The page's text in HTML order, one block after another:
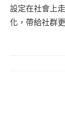
設定在社會上
化，帶給社群